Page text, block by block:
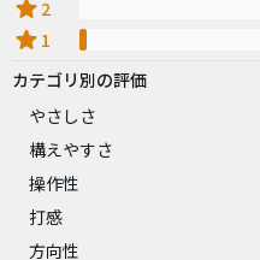
star 2
star 1
カテゴリ別の評価
やさしさ
構えやすさ
操作性
打感
方向性